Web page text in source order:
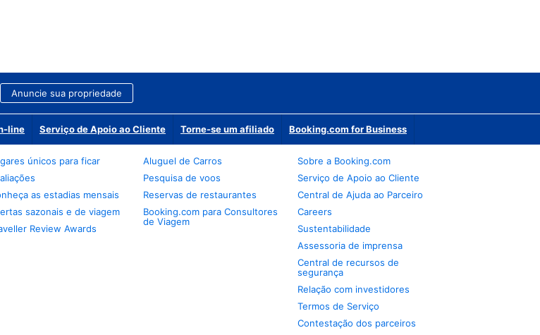
Anuncie sua propriedade
line Serviço de Apoio ao Cliente Torne-se um afiliado Booking.com for Business
únicos para ficar
as estadias mensais
sazonais e de viagem
Review Awards
Aluguel de Carros
Pesquisa de voos
Reservas de restaurantes
Booking.com para Consultores
de Viagem
Sobre a Booking.com
Serviço de Apoio ao Cliente
Central de Ajuda ao Parceiro
Careers
Sustentabilidade
Assessoria de imprensa
Central de recursos de
segurança
Relação com investidores
Termos de Serviço
Contestação dos parceiros